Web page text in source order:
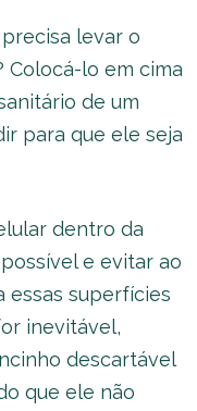
levar o
lo em cima
de um
para que ele seja
dentro da
e evitar ao
essas superfícies
inevitável,
descartável
que ele não